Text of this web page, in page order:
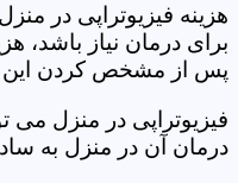
هزینه فیزیوتراپی در
برای درمان نیاز باشد،
پس از مشخص کردن این
فیزیوتراپی در منزل می
درمان آن در منزل به